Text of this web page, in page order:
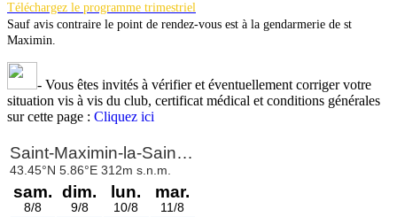
Téléchargez le programme trimestriel
Sauf avis contraire le point de rendez-vous est à la gendarmerie de st
Maximin.
- Vous êtes invités à vérifier et éventuellement corriger votre
situation vis à vis du club, certificat médical et conditions générales
sur cette page : Cliquez ici